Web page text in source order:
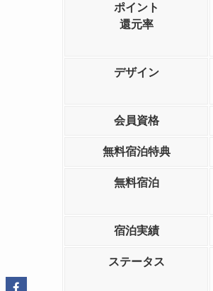
ポイント
還元率
デザイン
会員資格
無料宿泊特典
無料宿泊
宿泊実績
ステータス